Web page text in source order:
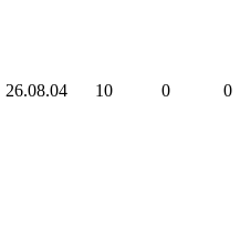
26.08.04 10 0 0